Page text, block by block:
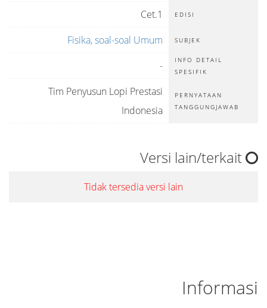
EDISI
Cet.1
SUBJEK
Fisika, soal-soal Umum
INFO DETAIL
SPESIFIK
-
PERNYATAAN
TANGGUNGJAWAB
Tim Penyusun Lopi Prestasi
Indonesia
Tidak tersedia versi lain
Informasi